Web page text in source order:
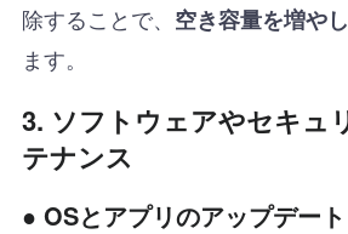
除することで、 空き容量を増や
ます。
3. ソフトウェアやセキュ
テナンス
● OSとアプリのアップデート